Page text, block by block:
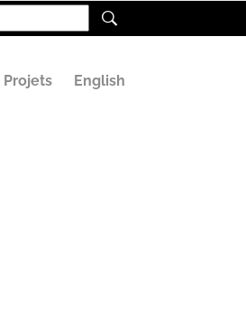
Projets English